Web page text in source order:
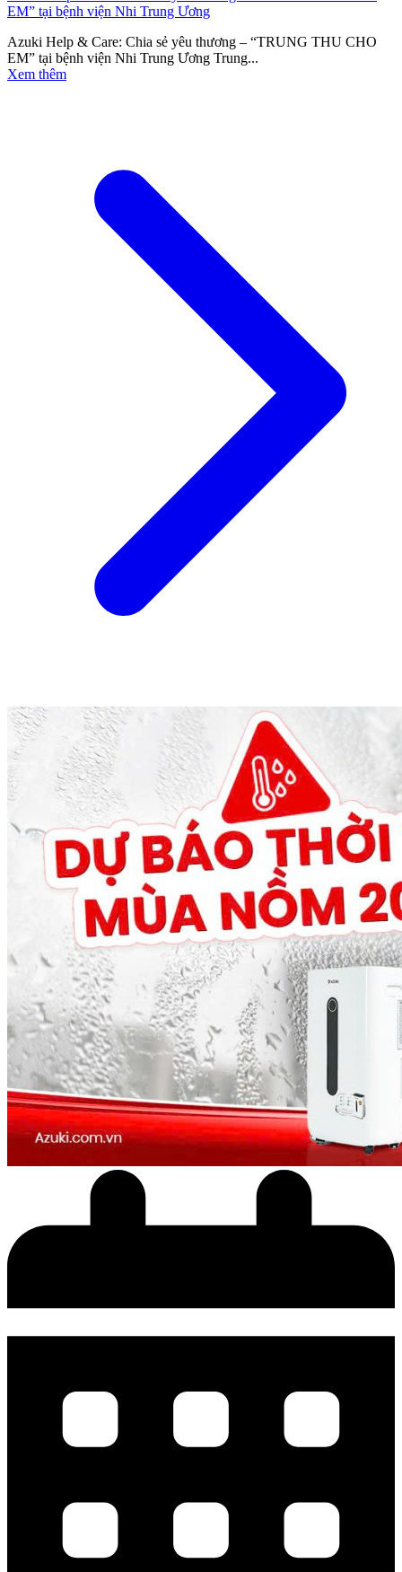
EM” tại bệnh viện Nhi Trung Ương
Azuki Help & Care: Chia sẻ yêu thương – “TRUNG THU CHO
EM” tại bệnh viện Nhi Trung Ương Trung...
Xem thêm